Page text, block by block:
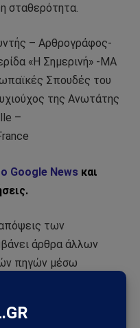
σταθερότητα.
– Αρθρογράφος-
«Η Σημερινή» -ΜΑ
Σπουδές του
της Ανωτάτης
–
Google News και
απόψεις των
άρθρα άλλων
πηγών μέσω
πηγή του.